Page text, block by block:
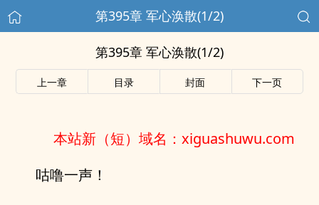
第395章 军心涣散(1/2)
第395章 军心涣散(1/2)
上一章 目录 封面 下一页
本站新（短）域名：xiguashuwu.com
咕噜一声！